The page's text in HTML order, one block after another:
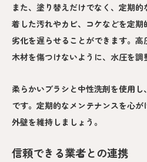
また、塗り替えだけでなく、定期
着した汚れやカビ、コケなどを定
劣化を遅らせることができます。高
木材を傷つけないように、水圧を調
柔らかいブラシと中性洗剤を使用
です。定期的なメンテナンスを心
外壁を維持しましょう。
信頼できる業者との連携